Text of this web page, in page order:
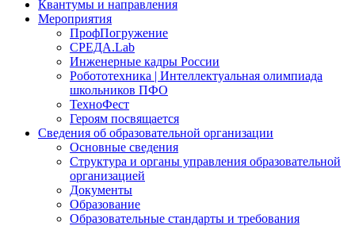
Квантумы и направления
Мероприятия
ПрофПогружение
СРЕДА.Lab
Инженерные кадры России
Робототехника | Интеллектуальная олимпиада
школьников ПФО
ТехноФест
Героям посвящается
Сведения об образовательной организации
Основные сведения
Структура и органы управления образовательной
организацией
Документы
Образование
Образовательные стандарты и требования